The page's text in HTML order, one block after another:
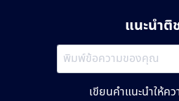
แนะนำติ
เขียนคำแนะนำให้ค